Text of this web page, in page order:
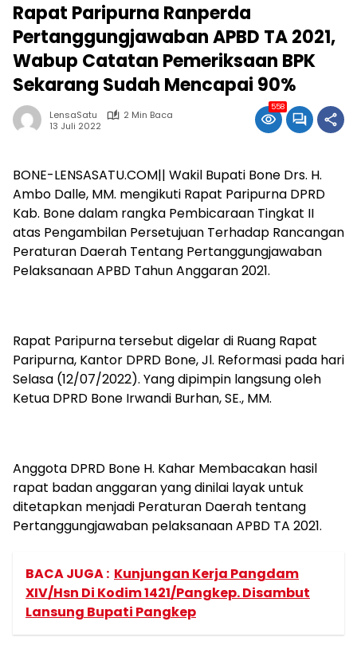
Rapat Paripurna Ranperda
Pertanggungjawaban APBD TA 2021,
Wabup Catatan Pemeriksaan BPK
Sekarang Sudah Mencapai 90%
LensaSatu
2 Min Baca
13 Juli 2022
558
BONE-LENSASATU.COM|| Wakil Bupati Bone Drs. H.
Ambo Dalle, MM. mengikuti Rapat Paripurna DPRD
Kab. Bone dalam rangka Pembicaraan Tingkat II
atas Pengambilan Persetujuan Terhadap Rancangan
Peraturan Daerah Tentang Pertanggungjawaban
Pelaksanaan APBD Tahun Anggaran 2021.
Rapat Paripurna tersebut digelar di Ruang Rapat
Paripurna, Kantor DPRD Bone, Jl. Reformasi pada hari
Selasa (12/07/2022). Yang dipimpin langsung oleh
Ketua DPRD Bone Irwandi Burhan, SE., MM.
Anggota DPRD Bone H. Kahar Membacakan hasil
rapat badan anggaran yang dinilai layak untuk
ditetapkan menjadi Peraturan Daerah tentang
Pertanggungjawaban pelaksanaan APBD TA 2021.
BACA JUGA : Kunjungan Kerja Pangdam
XIV/Hsn Di Kodim 1421/Pangkep. Disambut
Lansung Bupati Pangkep